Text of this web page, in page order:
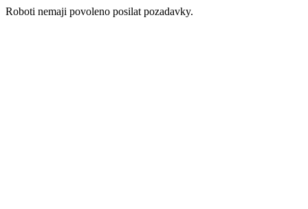
Roboti nemaji povoleno posilat pozadavky.